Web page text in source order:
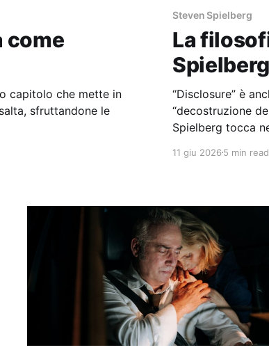
come
capitolo che mette in
sfruttandone le
Steven Spielberg
La
“Disclosure” è
“decostruzione
Spielberg tocca
11 giu 20265 min read